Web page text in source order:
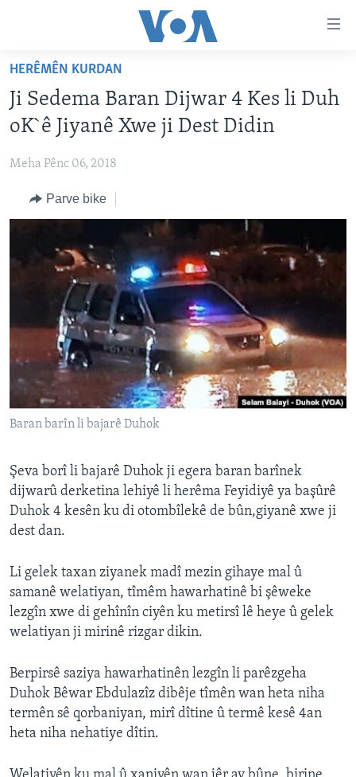
Yekser
naveroka
serekî
here
serekî
Yekser
Lêgerînê
DESTPÊK
NÛÇE
FOTO GALERÎ
RADYO
HERÊMÊN KURDAN
AMERÎKA
TIRKÎYE
ÎRAQ
ROJHILATA NAVÎN
CÎHAN
ÇAND Û HUNER
SERNIVÎS
SORANÎ
Learning English
FOLLOW US
Zimanên Din
HERÊMÊN KURDAN
Ji Sedema Baran Dijwar 4 Kes li Duh
oK`ê Jiyanê Xwe ji Dest Didin
Meha Pênc 06, 2018
Parve bike
Baran barîn li bajarê Duhok
Şeva borî li bajarê Duhok ji egera baran barînek
dijwarû derketina lehiyê li herêma Feyidiyê ya başûrê
Duhok 4 kesên ku di otombîlekê de bûn,giyanê xwe ji
dest dan.
Li gelek taxan ziyanek madî mezin gihaye mal û
samanê welatiyan, tîmêm hawarhatinê bi şêweke
lezgîn xwe di gehînîn ciyên ku metirsî lê heye û gelek
welatiyan ji mirinê rizgar dikin.
Berpirsê saziya hawarhatinên lezgîn li parêzgeha
Duhok Bêwar Ebdulazîz dibêje tîmên wan heta niha
termên sê qorbaniyan, mirî dîtine û termê kesê 4an
heta niha nehatiye dîtin.